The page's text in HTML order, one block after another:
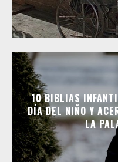
10 BIBLIAS
DÍA DEL NIÑO Y
LA